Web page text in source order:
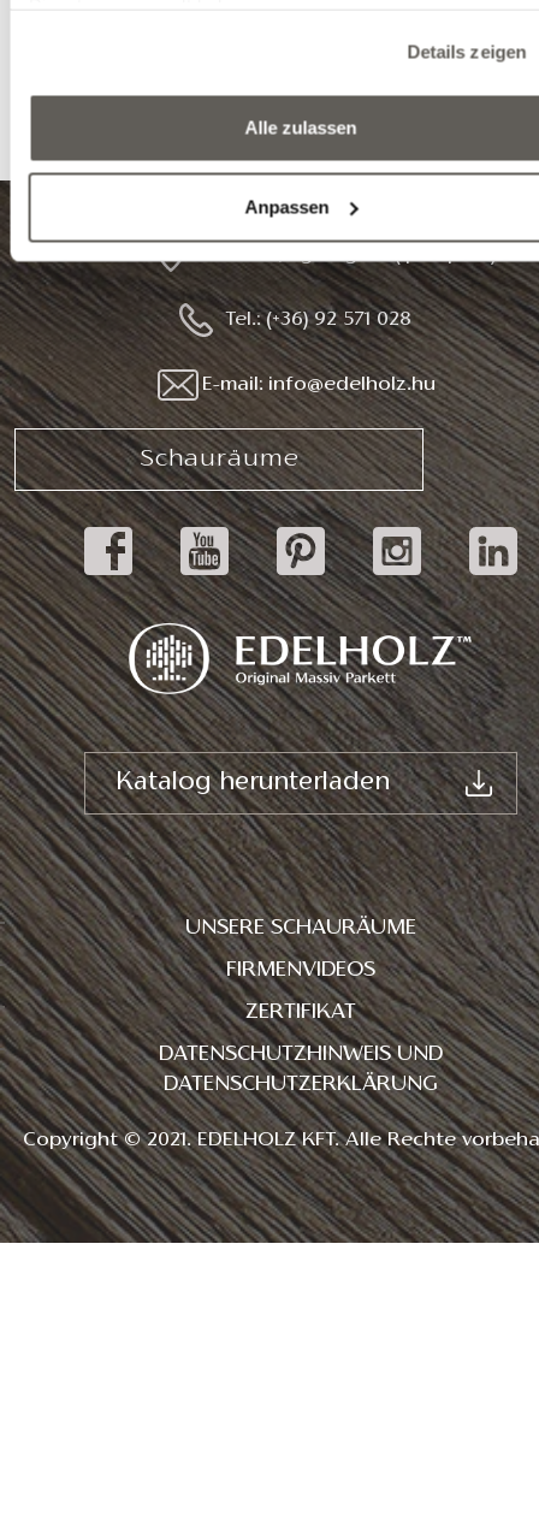
Details zeigen
Alle zulassen
Anpassen
sowie der konstant hohen
Tel.: (+36) 92 571 028
E-mail: info@edelholz.hu
Schauräume
Katalog herunterladen
UNSERE SCHAURÄUME
FIRMENVIDEOS
ZERTIFIKAT
DATENSCHUTZHINWEIS UND
DATENSCHUTZERKLÄRUNG
Copyright © 2021. EDELHOLZ KFT. Alle Rechte